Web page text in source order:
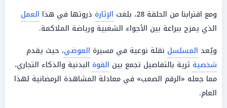
ومع اقترابنا من الحلقة 28، بلغت
الإثارة ذروتها في هذا العمل
الذي يمزج ببراعة بين الأجواء الشعبية ورياضة الملاكمة.
ويُعد المسلسل نقلة نوعية في مسيرة العوضي، حيث يقدم
شخصية ثرية بالتفاصيل تجمع بين القوة البدنية والذكاء التجاري،
مما جعله «الرقم الصعب» في معادلة المشاهدة الرمضانية لهذا
العام.